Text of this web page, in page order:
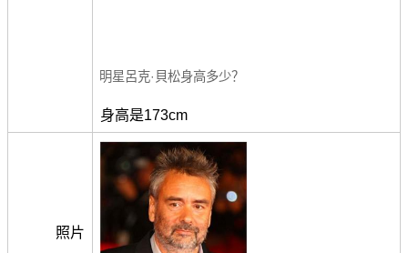
明星呂克·貝松身高多少？
身高是173cm
照片